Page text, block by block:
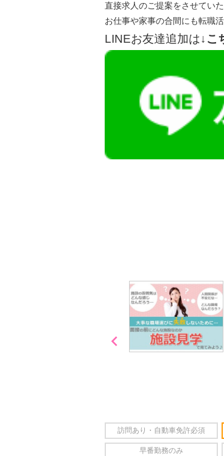
直接求人のご提案をさせてい
お仕事や家事の合間にも転職
LINEお友達追加は↓こ

訪問あり・自動車免許必須
早番勤務のみ